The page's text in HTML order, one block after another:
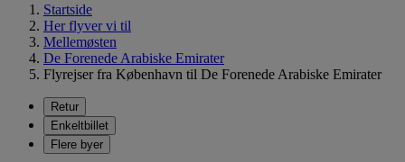
Startside
Her flyver vi til
Mellemøsten
De Forenede Arabiske Emirater
Flyrejser fra København til De Forenede Arabiske Emirater
Retur
Enkeltbillet
Flere byer